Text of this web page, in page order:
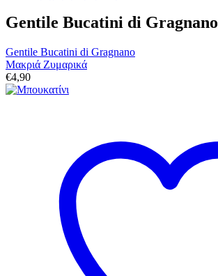
Gentile Bucatini di Gragnano
Gentile Bucatini di Gragnano
Μακριά Ζυμαρικά
€4,90